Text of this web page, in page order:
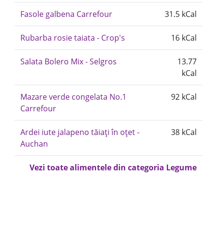
Fasole galbena Carrefour 31.5 kCal
Rubarba rosie taiata - Crop's 16 kCal
Salata Bolero Mix - Selgros
13.77
kCal
Mazare verde congelata No.1
Carrefour
92 kCal
Ardei iute jalapeno tăiați în oțet -
Auchan
38 kCal
Vezi toate alimentele din categoria Legume